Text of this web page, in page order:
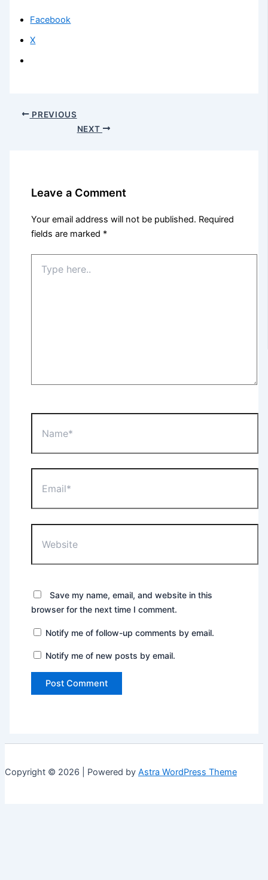
Facebook
X
PREVIOUS
NEXT
Leave a Comment
Your email address will not be published. Required
fields are marked *
here..
Save my name, email, and website in this
browser for the next time I comment.
Notify me of follow-up comments by email.
Notify me of new posts by email.
Copyright © 2026 | Powered by Astra WordPress Theme